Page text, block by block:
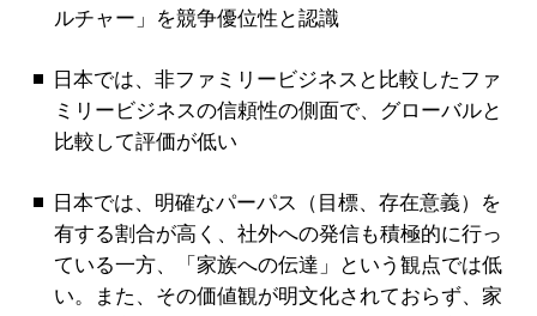
ルチャー」を競争優位性と認識
日本では、非ファミリービジネスと比較したファ
ミリービジネスの信頼性の側面で、グローバルと
比較して評価が低い
日本では、明確なパーパス（目標、存在意義）を
有する割合が高く、社外への発信も積極的に行っ
ている一方、「家族への伝達」という観点では低
い。また、その価値観が明文化されておらず、家